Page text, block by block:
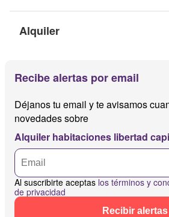
Alquiler
Recibe alertas por email
Déjanos tu email y te avisamos
novedades sobre
Alquiler habitaciones libertad
Al suscribirte aceptas los términos y
de privacidad
Recibir alertas